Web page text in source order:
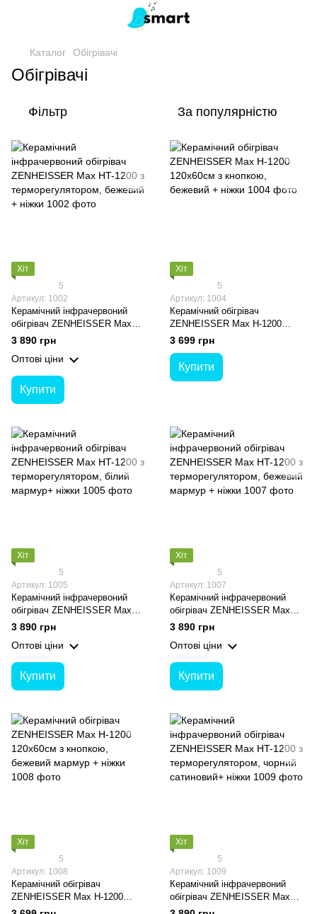
Каталог Обігрівачі
Обігрівачі
Фільтр За популярністю
Хіт
5
Артикул: 1002
Керамічний інфрачервоний
обігрівач ZENHEISSER Max
HT-1200 з терморегулятором,
бежевий + ніжки
3 890 грн
Оптові ціни
Купити
Хіт
5
Артикул: 1004
Керамічний обігрівач
ZENHEISSER Max H-1200
120х60см з кнопкою, бежевий
3 699 грн
Купити
Хіт
5
Артикул: 1005
Керамічний інфрачервоний
обігрівач ZENHEISSER Max
HT-1200 з терморегулятором,
білий мармур+ ніжки
3 890 грн
Оптові ціни
Купити
Хіт
5
Артикул: 1007
Керамічний інфрачервоний
обігрівач ZENHEISSER Max
HT-1200 з терморегулятором,
бежевий мармур + ніжки
3 890 грн
Оптові ціни
Купити
Хіт
5
Артикул: 1008
Керамічний обігрівач
ZENHEISSER Max H-1200
120х60см з кнопкою, бежевий
Хіт
5
Артикул: 1009
Керамічний інфрачервоний
обігрівач ZENHEISSER Max
HT-1200 з терморегулятором,